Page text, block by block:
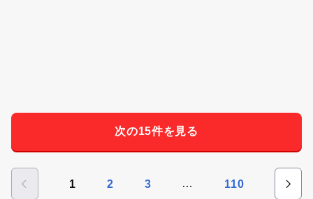
次の15件を見る
1 2 3 … 110